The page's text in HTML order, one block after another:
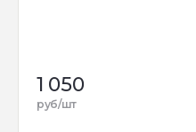
1 050
руб/шт